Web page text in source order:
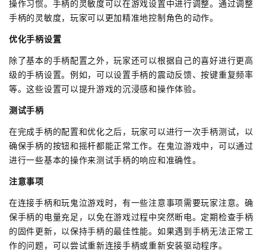
操作习惯。手柄的灵敏度可以在游戏设置中进行调整。通过调整
手柄的灵敏度，玩家可以更加精准地控制角色的动作。
优化手柄设置
除了基本的手柄配置之外，玩家还可以根据自己的喜好进行更高
级的手柄设置。例如，可以设置手柄的震动反馈、按键重复频率
等。这些设置可以提升游戏的沉浸感和操作体验。
测试手柄
在完成手柄的配置和优化之后，玩家可以进行一次手柄测试，以
确保手柄的按钮和摇杆都能正常工作。在鬼泣游戏中，可以通过
进行一些基本的操作来测试手柄的响应和准确性。
注意事项
在连接手柄和玩鬼泣游戏时，有一些注意事项需要玩家注意。确
保手柄的电量充足，以免在游戏过程中突然断电。定期检查手柄
的固件更新，以保持手柄的最佳性能。如果遇到手柄无法正常工
作的问题，可以尝试重新连接手柄或重新安装驱动程序。